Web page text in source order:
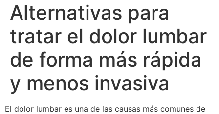
Alternativas para
tratar el dolor lumbar
de forma más rápida
y menos invasiva
El dolor lumbar es una de las causas más comunes de